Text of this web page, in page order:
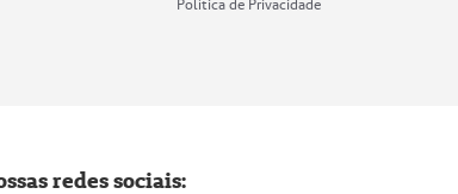
Política de Privacidade
redes sociais: